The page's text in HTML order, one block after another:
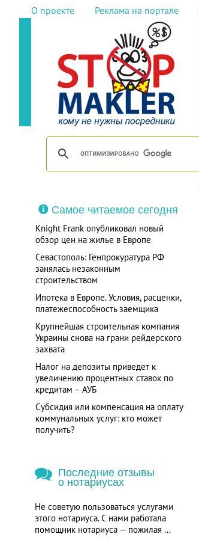
О проекте Реклама на портале
Самое читаемое сегодня
Knight Frank опубликовал новый
обзор цен на жилье в Европе
Севастополь: Генпрокуратура РФ
занялась незаконным
строительством
Ипотека в Европе. Условия, расценки,
платежеспособность заемщика
Крупнейшая строительная компания
Украины снова на грани рейдерского
захвата
Налог на депозиты приведет к
увеличению процентных ставок по
кредитам – АУБ
Субсидия или компенсация на оплату
коммунальных услуг: кто может
получить?
Последние отзывы
о нотариусах
Не советую пользоваться услугами
этого нотариуса. С нами работала
помощник нотариуса — пожилая ...